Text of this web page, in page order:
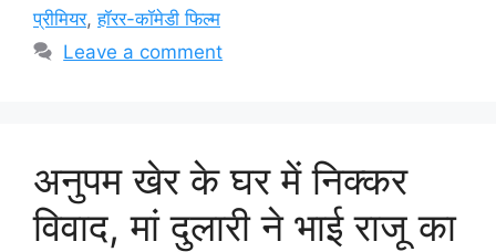
प्रीमियर,हॉरर-कॉमेडी फिल्म
Leave a comment
अनुपम खेर के घर में निक्कर
विवाद, मां दुलारी ने भाई राजू का